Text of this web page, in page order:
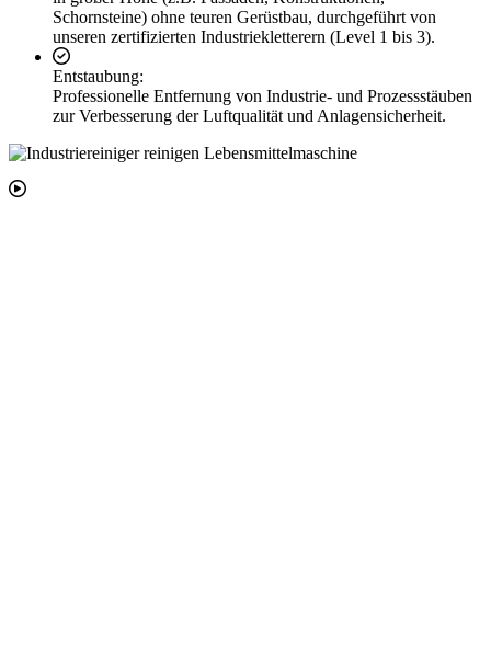
Schornsteine) ohne teuren Gerüstbau, durchgeführt von
unseren zertifizierten Industriekletterern (Level 1 bis 3).
Entstaubung:
Professionelle Entfernung von Industrie- und Prozessstäuben
zur Verbesserung der Luftqualität und Anlagensicherheit.